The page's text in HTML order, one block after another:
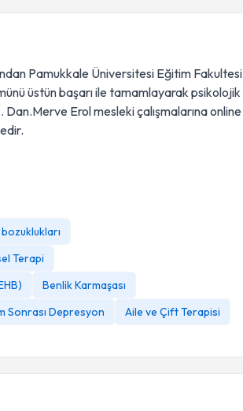
Pamukkale Üniversitesi Eğitim Fakultesi
üstün başarı ile tamamlayarak psikolojik
Dan.Merve Erol mesleki çalışmalarına online
bozuklukları
Terapi
Benlik Karmaşası
Sonrası Depresyon
Aile ve Çift Terapisi